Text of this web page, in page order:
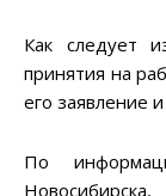
Как следует
принятия на
его заявление
По